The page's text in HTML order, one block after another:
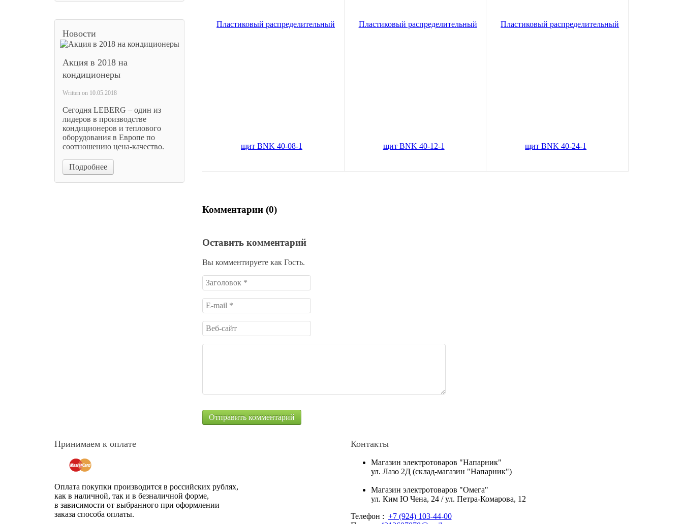
Комментарии (0)
Оставить комментарий
Вы комментируете как Гость.
Новости
Акция в 2018 на
кондиционеры
Written on 10.05.2018
Сегодня LEBERG – один из
лидеров в производстве
кондиционеров и теплового
оборудования в Европе по
соотношению цена-качество.
Подробнее
Принимаем к оплате
Оплата покупки производится в российских рублях,
как в наличной, так и в безналичной форме,
в зависимости от выбранного при оформлении
заказа способа оплаты.
Контакты
Магазин электротоваров "Напарник"
ул. Лазо 2Д (склад-магазин "Напарник")
Магазин электротоваров "Омега"
ул. Ким Ю Чена, 24 / ул. Петра-Комарова, 12
Телефон : +7 (924) 103-44-00